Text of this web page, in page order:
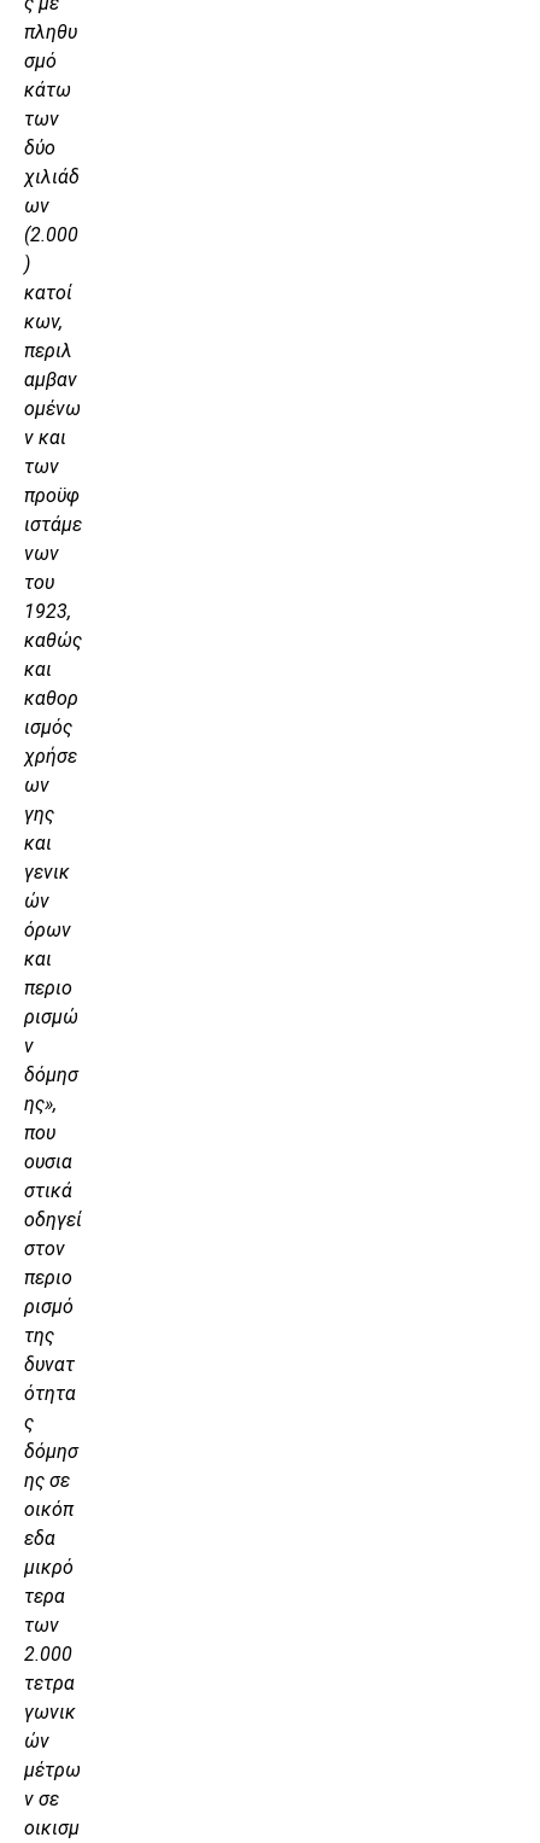
πληθυ
σμό
κάτω
των
δύο
χιλιάδ
ων
(2.000
)
κατοί
κων,
περιλ
αμβαν
ομένω
ν και
των
προϋφ
ιστάμε
νων
του
1923,
καθώς
και
καθορ
ισμός
χρήσε
ων
γης
και
γενικ
ών
όρων
και
περιο
ρισμώ
ν
δόμησ
ης»,
που
ουσια
στικά
οδηγεί
στον
περιο
ρισμό
της
δυνατ
ότητα
ς
δόμησ
ης σε
οικόπ
εδα
μικρό
τερα
των
2.000
τετρα
γωνικ
ών
μέτρω
ν σε
οικισμ